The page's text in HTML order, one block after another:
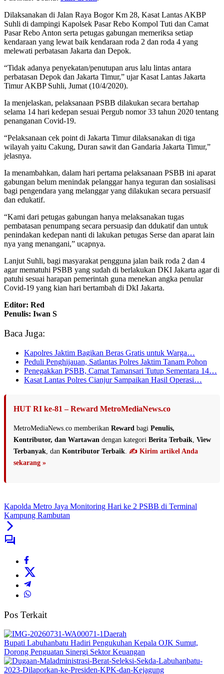
Dilaksanakan di Jalan Raya Bogor Km 28, Kasat Lantas AKBP
Suhli di dampingi Kapolsek Pasar Rebo Kompol Tuti dan Camat
Pasar Rebo Anton serta petugas gabungan memeriksa setiap
kendaraan yang lewat baik kendaraan roda 2 dan roda 4 yang
melewati perbatasan Jakarta dan Depok.
“Tidak adanya penyekatan/penutupan arus lalu lintas antara
perbatasan Depok dan Jakarta Timur,” ujar Kasat Lantas Jakarta
Timur AKBP Suhli, Jumat (10/4/2020).
Ia menjelaskan, pelaksanaan PSBB dilakukan secara bertahap
selama 14 hari kedepan sesuai Pergub nomor 33 tahun 2020 tentang
penanganan Covid-19.
“Pelaksanaan cek point di Jakarta Timur dilaksanakan di tiga
wilayah yaitu Cakung, Duran sawit dan Gandaria Jakarta Timur,”
jelasnya.
Ia menambahkan, dalam hari pertama pelaksanaan PSBB ini aparat
gabungan belum menindak pelanggar hanya teguran dan sosialisasi
bagi pengendara yang melanggar yang dilakukan secara persuasif
dan edukatif.
“Kami dari petugas gabungan hanya melaksanakan tugas
pembatasan penumpang secara persuasip dan ddukatif dan untuk
penindakan kedepan nanti di lakukan petugas Serse dan aparat lain
nya yang menangani,” ucapnya.
Lanjut Suhli, bagi masyarakat pengguna jalan baik roda 2 dan 4
agar mematuhi PSBB yang sudah di berlakukan DKI Jakarta agar di
patuhi sesuai harapan pemerintah guna menekan angka penular
Covid-19 yang kian hari bertambah di DkI Jakarta.
Editor: Red
Penulis: Iwan S
Baca Juga:
Kapolres Jaktim Bagikan Beras Gratis untuk Warga…
Peduli Penghijauan, Satlantas Polres Jaktim Tanam Pohon
Penegakkan PSBB, Camat Tamansari Tutup Sementara 14…
Kasat Lantas Polres Cianjur Sampaikan Hasil Operasi…
HUT RI ke-81 – Reward MetroMediaNews.co
MetroMediaNews.co memberikan Reward bagi Penulis,
Kontributor, dan Wartawan dengan kategori Berita Terbaik View
Terbanyak , dan Kontributor Terbaik ✍️ Kirim artikel Anda
sekarang »
Kapolda Metro Jaya Monitoring Hari ke 2 PSBB di Terminal
Kampung Rambutan
Pos Terkait
Daerah
Bupati Labuhanbatu Hadiri Pengukuhan Kepala OJK Sumut,
Dorong Penguatan Sinergi Sektor Keuangan